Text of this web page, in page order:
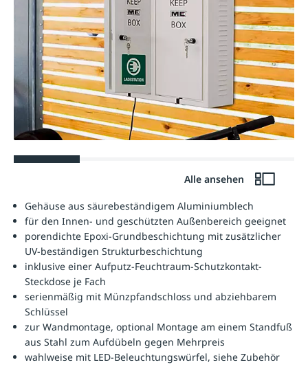
Alle ansehen
Gehäuse aus säurebeständigem Aluminiumblech
für den Innen- und geschützten Außenbereich geeignet
porendichte Epoxi-Grundbeschichtung mit zusätzlicher
UV-beständigen Strukturbeschichtung
inklusive einer Aufputz-Feuchtraum-Schutzkontakt-
Steckdose je Fach
serienmäßig mit Münzpfandschloss und abziehbarem
Schlüssel
zur Wandmontage, optional Montage am einem Standfuß
aus Stahl zum Aufdübeln gegen Mehrpreis
wahlweise mit LED-Beleuchtungswürfel, siehe Zubehör